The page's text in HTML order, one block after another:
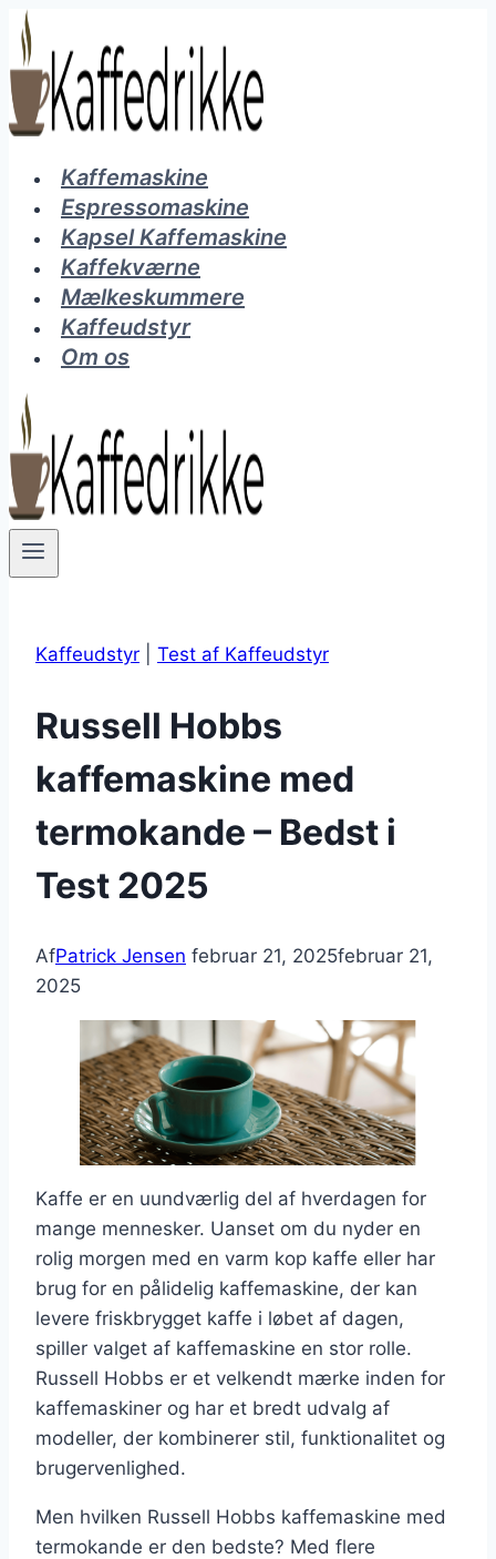
Fortsæt
til
indhold
Kaffemaskine
Espressomaskine
Kapsel Kaffemaskine
Kaffekværne
Mælkeskummere
Kaffeudstyr
Om os
Kaffeudstyr Test af Kaffeudstyr
Russell Hobbs
kaffemaskine med
termokande – Bedst i
Test 2025
AfPatrick Jensen februar 21, 2025februar 21,
2025
Kaffe er en uundværlig del af hverdagen for
mange mennesker. Uanset om du nyder en
rolig morgen med en varm kop kaffe eller har
brug for en pålidelig kaffemaskine, der kan
levere friskbrygget kaffe i løbet af dagen,
spiller valget af kaffemaskine en stor rolle.
Russell Hobbs er et velkendt mærke inden for
kaffemaskiner og har et bredt udvalg af
modeller, der kombinerer stil, funktionalitet og
brugervenlighed.
Men hvilken Russell Hobbs kaffemaskine med
termokande er den bedste? Med flere